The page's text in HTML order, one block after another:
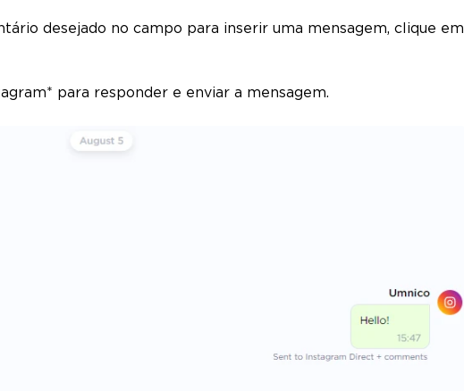
desejado no campo para inserir uma mensagem, clique em
para responder e enviar a mensagem.